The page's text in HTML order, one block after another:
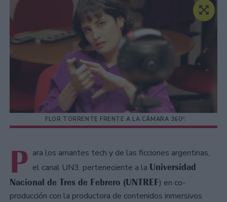
FLOR TORRENTE FRENTE A LA CÁMARA 360º.
P ara los amantes tech y de las ficciones argentinas,
el canal UN3, perteneciente a la Universidad
Nacional de Tres de Febrero (UNTREF) en co-
producción con la productora de contenidos inmersivos